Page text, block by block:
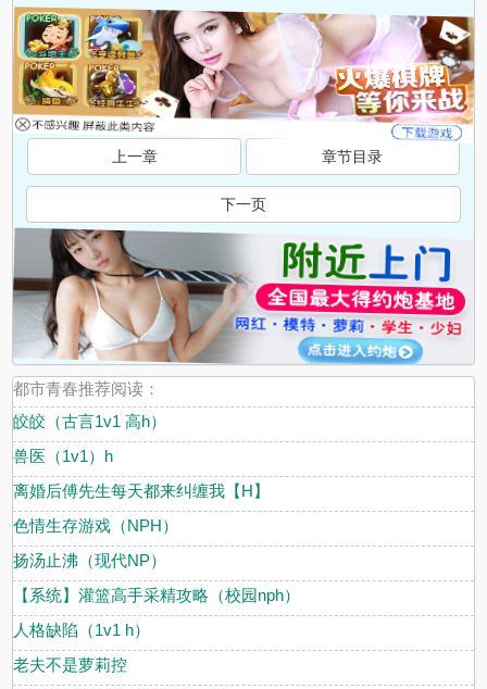
上一章 章节目录
下一页
都市青春推荐阅读：
皎皎（古言1v1 高h）
兽医（1v1）h
离婚后傅先生每天都来纠缠我【H】
色情生存游戏（NPH）
扬汤止沸（现代NP）
【系统】灌篮高手采精攻略（校园nph）
人格缺陷（1v1 h）
老夫不是萝莉控